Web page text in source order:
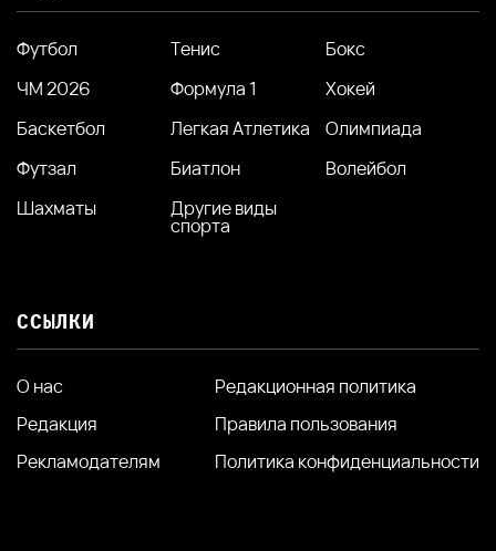
Футбол Тенис
Бокс
ЧМ 2026
Формула 1
Хокей
Баскетбол
Легкая Атлетика
Олимпиада
Футзал
Биатлон
Волейбол
Шахматы
Другие виды
спорта
ССЫЛКИ
О нас
Редакция
Рекламодателям
Редакционная политика
Правила пользования
Политика конфиденциальности